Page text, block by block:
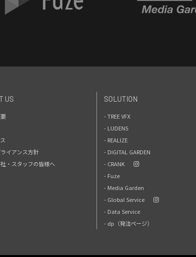
US
イアンス方針
・スタッフの皆様へ
SOLUTION
- TREE VFX
- LUDENS
- REALIZE
- DIGITAL GARDEN
- CRANK
- Fuze
- Media Garden
- Global Service
- Data Service
- dp（発注ページ）